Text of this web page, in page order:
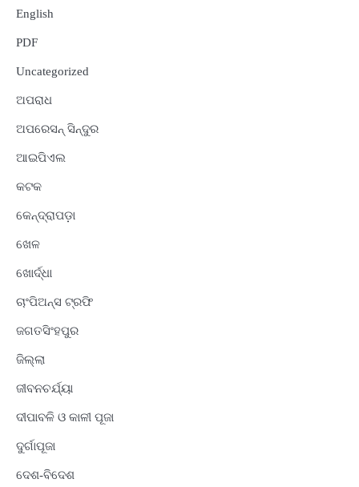
English
PDF
Uncategorized
ଅପରାଧ
ଅପରେସନ୍ ସିନ୍ଦୁର
ଆଇପିଏଲ
କଟକ
କେନ୍ଦ୍ରାପଡ଼ା
ଖେଳ
ଖୋର୍ଦ୍ଧା
ଚାଂପିଅନ୍ସ ଟ୍ରଫି
ଜଗତସିଂହପୁର
ଜିଲ୍ଲା
ଜୀବନଚର୍ଯ୍ୟା
ଦୀପାବଳି ଓ କାଳୀ ପୂଜା
ଦୁର୍ଗାପୂଜା
ଦେଶ-ବିଦେଶ